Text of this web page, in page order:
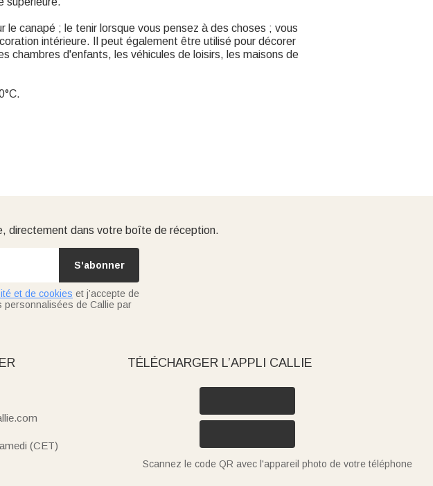
canapé ; le tenir lorsque vous pensez à des choses ; vous
intérieure. Il peut également être utilisé pour décorer
chambres d'enfants, les véhicules de loisirs, les maisons de
directement dans votre boîte de réception.
S'abonner
et de cookies et j’accepte de
personnalisées de Callie par
(CET)
TÉLÉCHARGER L’APPLI CALLIE
Scannez le code QR avec l'appareil photo de votre téléphone